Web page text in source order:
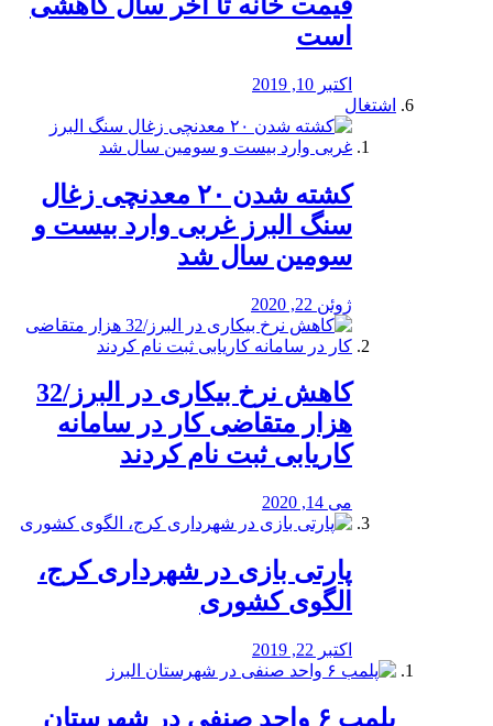
است
اکتبر 10, 2019
اشتغال
کشته شدن ۲۰ معدنچی زغال
سنگ البرز غربی وارد بیست و
سومین سال شد
ژوئن 22, 2020
کاهش نرخ بیکاری در البرز/32
هزار متقاضی کار در سامانه
کاریابی ثبت نام کردند
می 14, 2020
پارتی بازی در شهرداری کرج،
الگوی کشوری
اکتبر 22, 2019
پلمب ۶ واحد صنفی در شهرستان